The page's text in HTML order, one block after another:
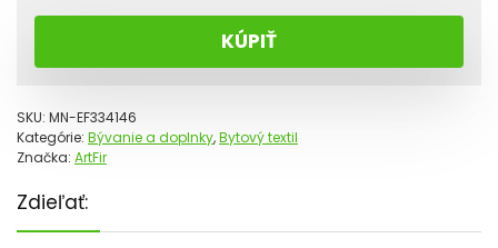
KÚPIŤ
SKU: MN-EF334146
Kategórie: Bývanie a doplnky,Bytový textil
Značka: ArtFir
Zdieľať: